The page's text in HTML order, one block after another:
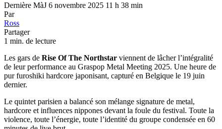
Dernière MàJ 6 novembre 2025 11 h 38 min
Par
Ross
Partager
1 min. de lecture
Les gars de Rise Of The Northstar viennent de lâcher l’intégralité
de leur performance au Graspop Metal Meeting 2025. Une heure de
pur furoshiki hardcore japonisant, capturé en Belgique le 19 juin
dernier.
Le quintet parisien a balancé son mélange signature de metal,
hardcore et influences nippones devant la foule du festival. Toute la
violence, toute l’énergie, toute l’identité du groupe condensée en 60